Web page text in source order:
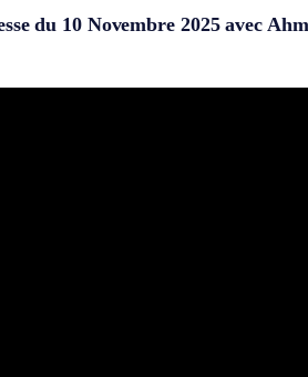
du 10 Novembre 2025 avec